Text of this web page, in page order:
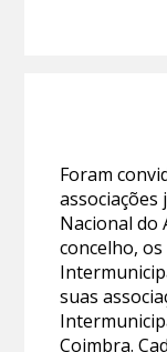
Foram
Nacional do
concelho,
suas
Coimbra.